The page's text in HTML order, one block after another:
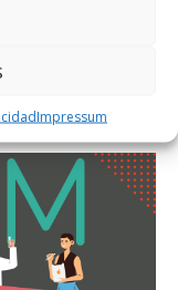
Impressum